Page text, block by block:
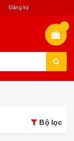
Đăng ký
Bộ lọc